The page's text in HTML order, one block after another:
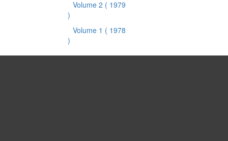
Volume 2 ( 1979
)
Volume 1 ( 1978
)